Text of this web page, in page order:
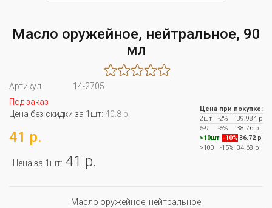
Масло оружейное, нейтральное, 90
мл
Артикул:
14-2705
Под заказ
Цена без скидки за 1шт: 40.8 р.
41 р.
Цена за 1шт: 41 р.
Цена при покупке:
2шт
-2%
39.984 р
5-9
-5%
38.76 р
>10шт -10% 36.72 р
>100
-15% 34.68 р
Масло оружейное, нейтральное